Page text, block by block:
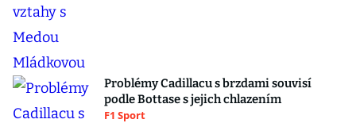
Problémy Cadillacu s brzdami souvisí
podle Bottase s jejich chlazením
F1 Sport